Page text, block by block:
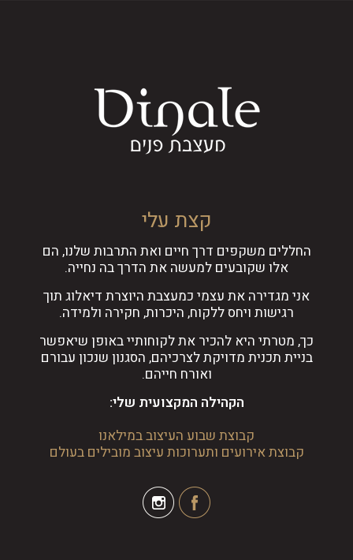
קצת עלי
החללים משקפים דרך חיים ואת התרבות שלנו, הם
אלו שקובעים למעשה את הדרך בה נחייה.
אני מגדירה את עצמי כמעצבת היוצרת דיאלוג תוך
רגישות ויחס ללקוח, היכרות, חקירה ולמידה.
כך, מטרתי היא להכיר את לקוחותיי באופן שיאפשר
בניית תכנית מדויקת לצרכיהם, הסגנון שנכון עבורם
ואורח חייהם.
הקהילה המקצועית שלי:
קבוצת שבוע העיצוב במילאנו
קבוצת אירועים ותערוכות עיצוב מובילים בעולם